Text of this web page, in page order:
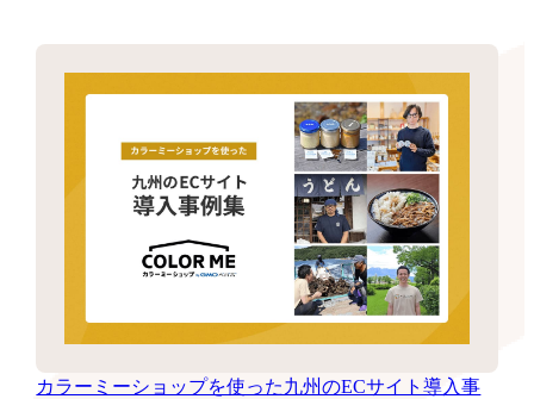
カラーミーショップを使った九州のECサイト導入事